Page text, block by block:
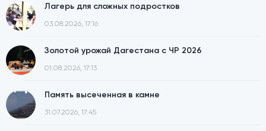
Лагерь для сложных подростков
03.08.2026, 17:16
Золотой урожай Дагестана с ЧР 2026
01.08.2026, 17:13
Память высеченная в камне
31.07.2026, 17:45